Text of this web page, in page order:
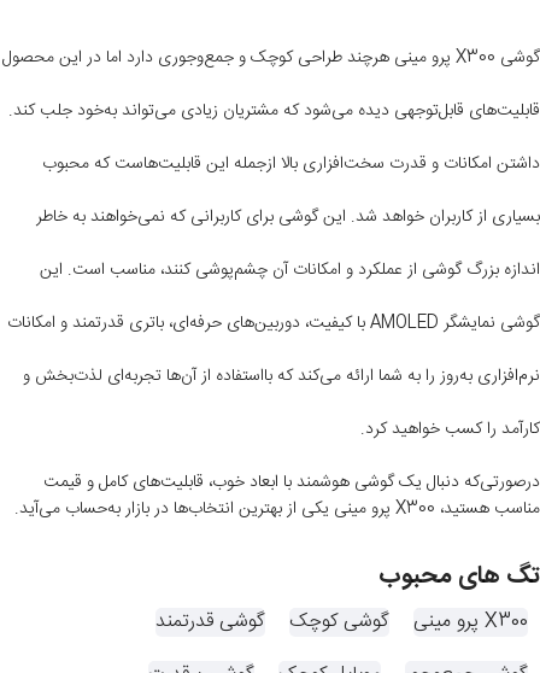
گوشی X300 پرو مینی هرچند طراحی کوچک و جمع‌وجوری دارد اما در این محصول
قابلیت‌های قابل‌توجهی دیده می‌شود که مشتریان زیادی می‌تواند به‌خود جلب کند.
داشتن امکانات و قدرت سخت‌افزاری بالا ازجمله این قابلیت‌هاست که محبوب
بسیاری از کاربران خواهد شد. این گوشی برای کاربرانی که نمی‌خواهند به خاطر
اندازه بزرگ گوشی از عملکرد و امکانات آن چشم‌پوشی کنند، مناسب است. این
گوشی نمایشگر AMOLED با کیفیت، دوربین‌های حرفه‌ای، باتری قدرتمند و امکانات
نرم‌افزاری به‌روز را به شما ارائه می‌کند که بااستفاده از آن‌ها تجربه‌ای لذت‌بخش و
کارآمد را کسب خواهید کرد.
درصورتی‌که دنبال یک گوشی هوشمند با ابعاد خوب، قابلیت‌های کامل و قیمت
مناسب هستید، X300 پرو مینی یکی از بهترین انتخاب‌ها در بازار به‌حساب می‌آید.
تگ های محبوب
X300 پرو مینی گوشی کوچک
گوشی قدرتمند